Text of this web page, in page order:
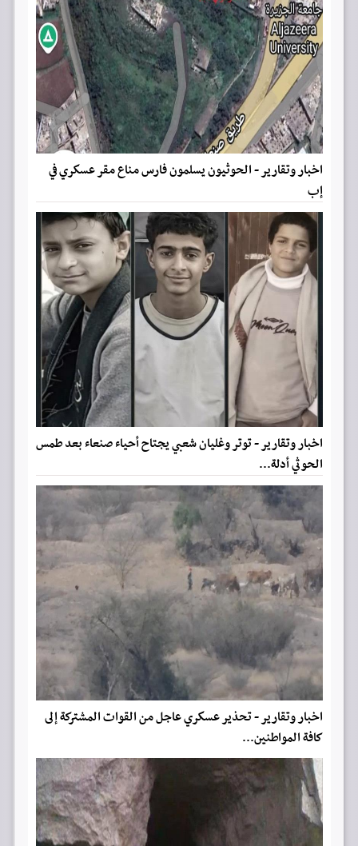
اخبار وتقارير - الحوثيون يسلمون فارس مناع مقر عسكري في
إب
اخبار وتقارير - توتر وغليان شعبي يجتاح أحياء صنعاء بعد طمس
الحوثي أدلة...
اخبار وتقارير - تحذير عسكري عاجل من القوات المشتركة إلى
كافة المواطنين...